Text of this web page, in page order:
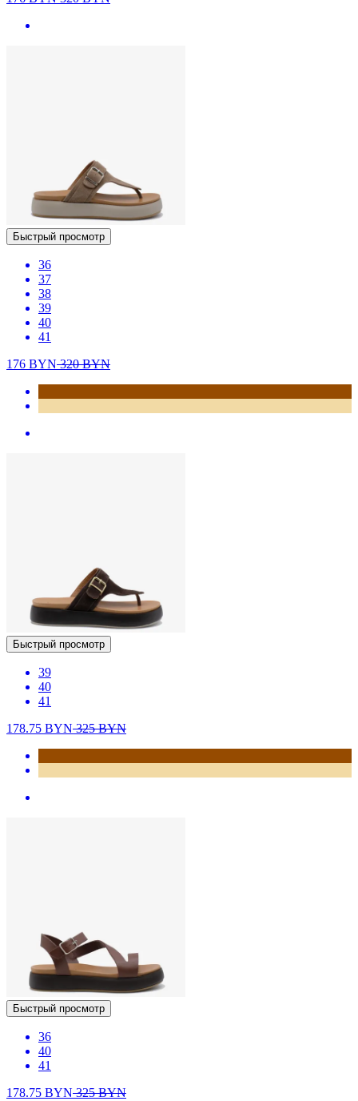
Быстрый просмотр
36
37
38
39
40
41
176 BYN320BYN
Быстрый просмотр
39
40
41
178.75 BYN325BYN
Быстрый просмотр
36
40
41
178.75 BYN325BYN